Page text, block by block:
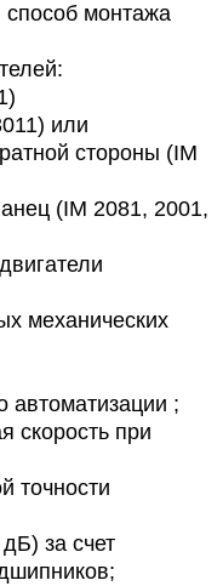
способ монтажа
или
стороны (IM
(IM 2081, 2001,
механических
автоматизации ;
скорость при
точности
за счет